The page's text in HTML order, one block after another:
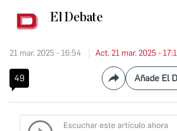
El Debate
21 mar. 2025 - 16:54 Act. 21 mar. 2025 -
49 Compartir
Añade El